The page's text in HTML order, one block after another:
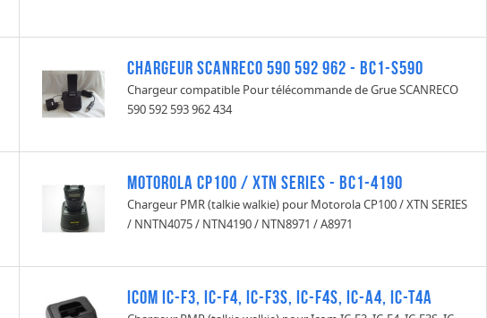
Chargeur Scanreco 590 592 962 - BC1-S590
Chargeur compatible Pour télécommande de Grue SCANRECO
590 592 593 962 434
Motorola CP100 / XTN SERIES - BC1-4190
Chargeur PMR (talkie walkie) pour Motorola CP100 / XTN SERIES
/ NNTN4075 / NTN4190 / NTN8971 / A8971
Icom IC-F3, IC-F4, IC-F3S, IC-F4S, IC-A4, IC-T4A